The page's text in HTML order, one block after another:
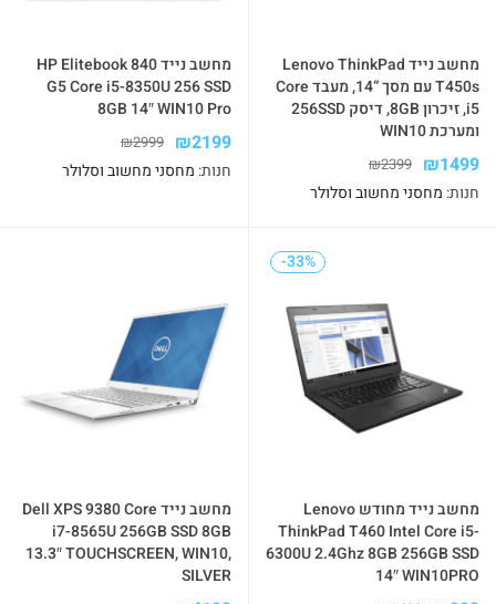
מחשב נייד Lenovo ThinkPad
T450s עם מסך “14, מעבד Core
i5, זיכרון 8GB, דיסק 256SSD
ומערכת WIN10
₪1499
₪2399
חנות: מחסני מחשוב וסלולר
מחשב נייד HP Elitebook 840
G5 Core i5-8350U 256 SSD
8GB 14″ WIN10 Pro
₪2199
₪2999
חנות: מחסני מחשוב וסלולר
-33%
מחשב נייד מחודש Lenovo
ThinkPad T460 Intel Core i5-
6300U 2.4Ghz 8GB 256GB SSD
14″ WIN10PRO
מחשב נייד Dell XPS 9380 Core
i7-8565U 256GB SSD 8GB
13.3″ TOUCHSCREEN, WIN10,
SILVER